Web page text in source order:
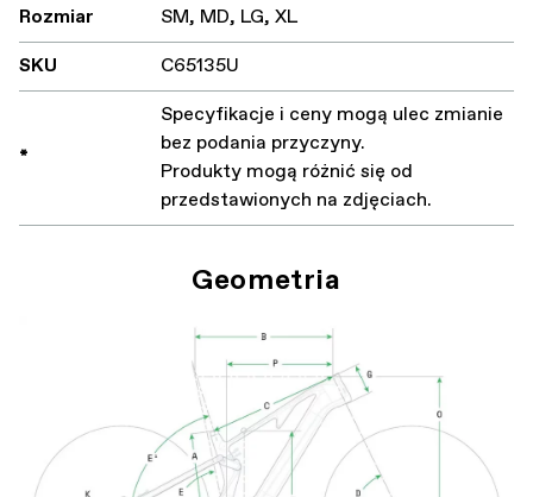
Rozmiar
SM, MD, LG, XL
SKU
C65135U
*
Specyfikacje i ceny mogą ulec zmianie
bez podania przyczyny.
Produkty mogą różnić się od
przedstawionych na zdjęciach.
Geometria